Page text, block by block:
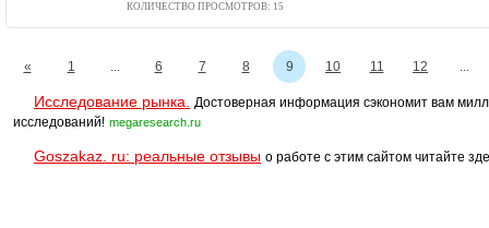
КОЛИЧЕСТВО ПРОСМОТРОВ: 15
« 1 ... 6 7 8 9 10 11 12 ...
Исследование рынка.
Достоверная информация сэкономит вам
исследований! megaresearch.ru
Goszakaz. ru: реальные отзывы о работе с этим сайтом читайте